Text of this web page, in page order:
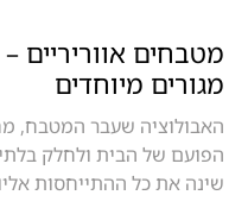
מטבחים אווריריים
מגורים מיוחדים
האבולוציה שעבר המטבח,
הפועם של הבית ולחלק
שינה את כל ההתייחסות